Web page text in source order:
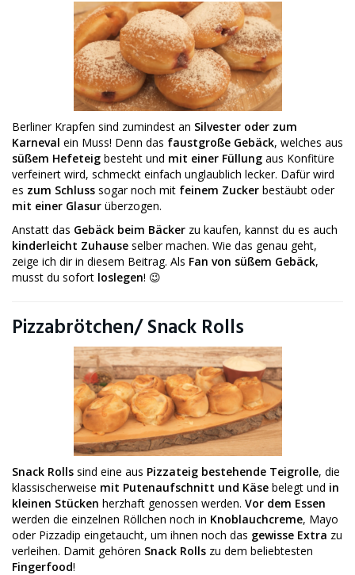
Berliner Krapfen sind zumindest an Silvester oder zum
Karneval ein Muss! Denn das faustgroße Gebäck, welches aus
süßem Hefeteig besteht und mit einer Füllung aus Konfitüre
verfeinert wird, schmeckt einfach unglaublich lecker. Dafür wird
es zum Schluss sogar noch mit feinem Zucker bestäubt oder
mit einer Glasur überzogen.
Anstatt das Gebäck beim Bäcker zu kaufen, kannst du es auch
kinderleicht Zuhause selber machen. Wie das genau geht,
zeige ich dir in diesem Beitrag. Als Fan von süßem Gebäck,
musst du sofort loslegen! 😉
Pizzabrötchen/ Snack Rolls
Snack Rolls sind eine aus Pizzateig bestehende Teigrolle, die
klassischerweise mit Putenaufschnitt und Käse belegt und in
kleinen Stücken herzhaft genossen werden. Vor dem Essen
werden die einzelnen Röllchen noch in Knoblauchcreme, Mayo
oder Pizzadip eingetaucht, um ihnen noch das gewisse Extra zu
verleihen. Damit gehören Snack Rolls zu dem beliebtesten
Fingerfood!